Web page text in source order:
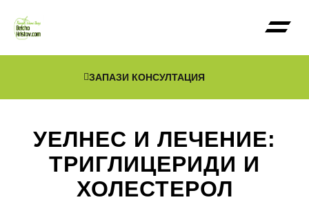
ЗАПАЗИ КОНСУЛТАЦИЯ
УЕЛНЕС И ЛЕЧЕНИЕ:
ТРИГЛИЦЕРИДИ И
ХОЛЕСТЕРОЛ